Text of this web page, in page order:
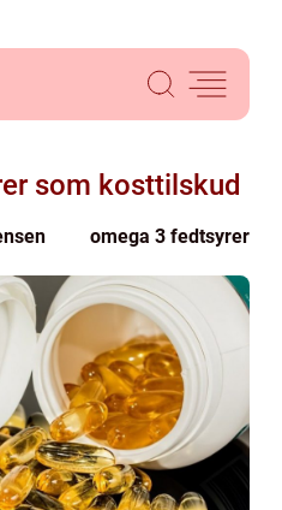
som kosttilskud
omega 3 fedtsyrer